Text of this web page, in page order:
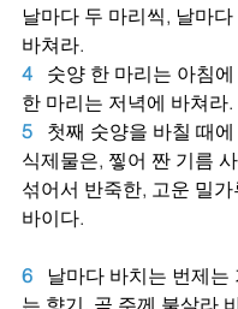
날마다 두 마리씩, 날마
바쳐라.
4
숫양 한 마리는 아침
한 마리는 저녁에 바쳐라.
5
첫째 숫양을 바칠 때
식제물은, 찧어 짠 기름
섞어서 반죽한, 고운 밀
바이다.
6
날마다 바치는 번제는
는 향기, 곧 주께 불살라